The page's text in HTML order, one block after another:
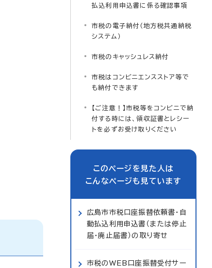
払込利用申込書に係る確認事項
市税の電子納付（地方税共通納税
システム）
市税のキャッシュレス納付
市税はコンビニエンスストア等で
も納付できます
【ご注意！】市税等をコンビニで納
付する時には、領収証書とレシー
トを必ずお受け取りください
このページを見た人は
こんなページも見ています
広島市市税口座振替依頼書・自
動払込利用申込書（または停止
届・廃止届書）の取り寄せ
市税のWEB口座振替受付サー